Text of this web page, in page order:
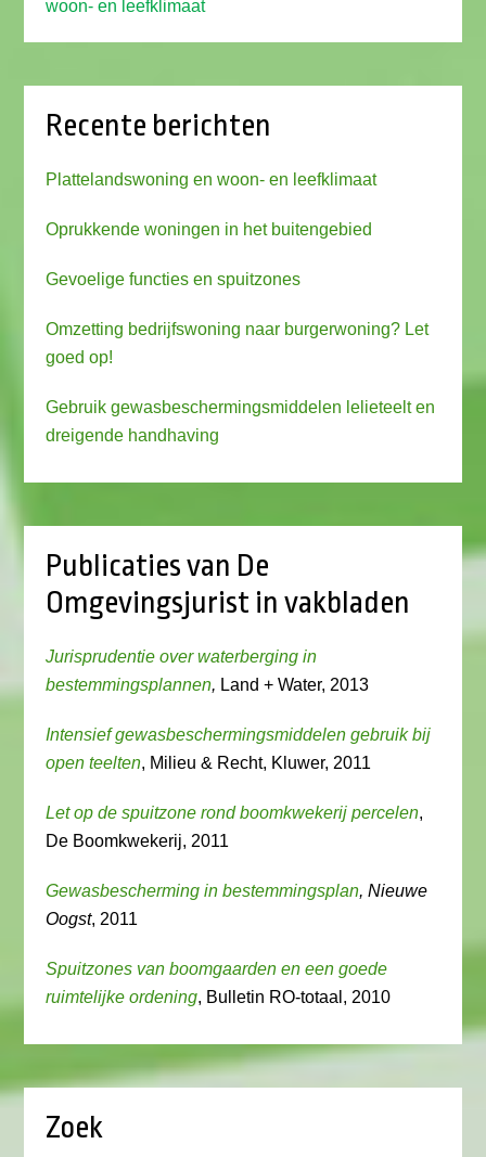
woon- en leefklimaat
Recente berichten
Plattelandswoning en woon- en leefklimaat
Oprukkende woningen in het buitengebied
Gevoelige functies en spuitzones
Omzetting bedrijfswoning naar burgerwoning? Let
goed op!
Gebruik gewasbeschermingsmiddelen lelieteelt en
dreigende handhaving
Publicaties van De
Omgevingsjurist in vakbladen
Jurisprudentie over waterberging in
bestemmingsplannen, Land + Water, 2013
Intensief gewasbeschermingsmiddelen gebruik bij
open teelten, Milieu & Recht, Kluwer, 2011
Let op de spuitzone rond boomkwekerij percelen,
De Boomkwekerij, 2011
Gewasbescherming in bestemmingsplan, Nieuwe
Oogst, 2011
Spuitzones van boomgaarden en een goede
ruimtelijke ordening, Bulletin RO-totaal, 2010
Zoek